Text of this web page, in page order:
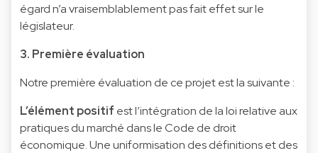
égard n’a vraisemblablement pas fait effet sur le
législateur.
3. Première évaluation
Notre première évaluation de ce projet est la suivante :
L’élément positif est l’intégration de la loi relative aux
pratiques du marché dans le Code de droit
économique. Une uniformisation des définitions et des